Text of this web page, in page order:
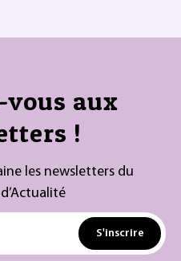
aux
!
les newsletters du
S'inscrire